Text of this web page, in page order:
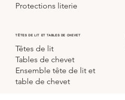
Protections literie
TÊTES DE LIT ET TABLES DE CHEVET
Têtes de lit
Tables de chevet
Ensemble tête de lit et
table de chevet